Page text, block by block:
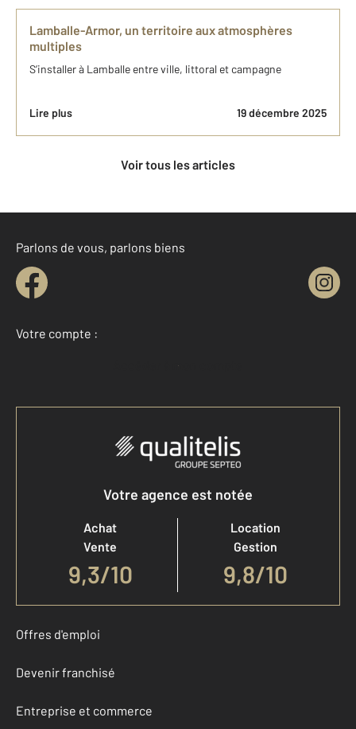
Lamballe-Armor, un territoire aux atmosphères
multiples
S’installer à Lamballe entre ville, littoral et campagne
Lire plus 19 décembre 2025
Voir tous les articles
Parlons de vous, parlons biens
Votre compte :
Accéder à mon compte
Votre agence est notée
Achat
Vente
9,3/10
Location
Gestion
9,8/10
Offres d'emploi
Devenir franchisé
Entreprise et commerce